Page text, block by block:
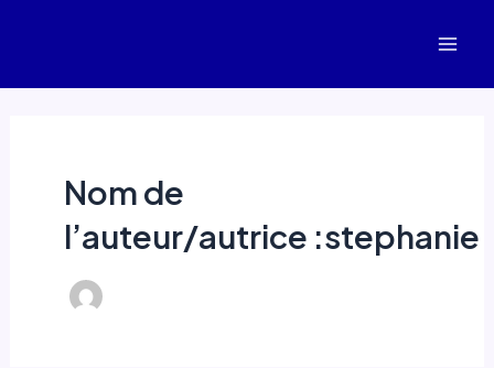
Nom de
l’auteur/autrice :stephanie